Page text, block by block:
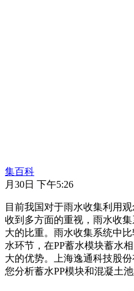
集百科
月30日 下午5:26
目前我国对于雨水收集利用
收到多方面的重视，雨水收
大的比重。雨水收集系统中
水环节，在PP蓄水模块蓄水
大的优势。上海逸通科技股
您分析蓄水PP模块和混凝土